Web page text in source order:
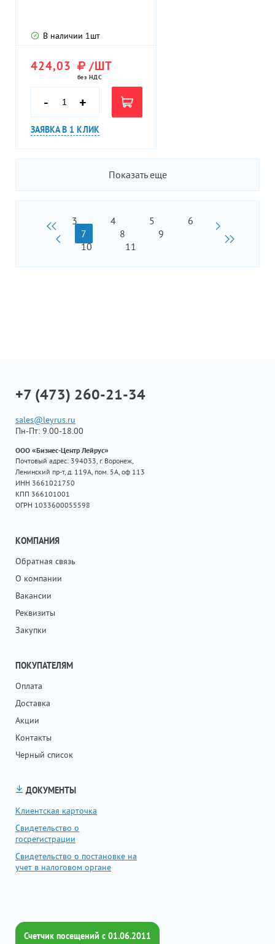
В наличии 1шт
424,03 /ШТ
без НДС
- +
ЗАЯВКА В 1 КЛИК
Показать еще
3 4 5
6
7
8
9
10
11
+7 (473) 260-21-34
sales@leyrus.ru
Пн-Пт: 9.00-18.00
ООО «Бизнес-Центр Лейрус»
Почтовый адрес: 394033, г. Воронеж,
Ленинский пр-т, д. 119А, пом. 5А, оф 113
ИНН 3661021750
КПП 366101001
ОГРН 1033600055598
КОМПАНИЯ
Обратная связь
О компании
Вакансии
Реквизиты
Закупки
ПОКУПАТЕЛЯМ
Оплата
Доставка
Акции
Контакты
Черный список
ДОКУМЕНТЫ
Клиентская карточка
Свидетельство о
госрегистрации
Свидетельство о постановке на
учет в налоговом органе
Счетчик посещений c 01.06.2011